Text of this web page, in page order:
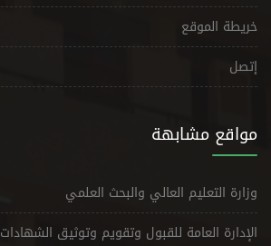
خريطة الموقع
إتصل
مواقع مشابهة
وزارة التعليم العالي والبحث العلمي
الإدارة العامة للقبول وتقويم وتوثيق الشهادات